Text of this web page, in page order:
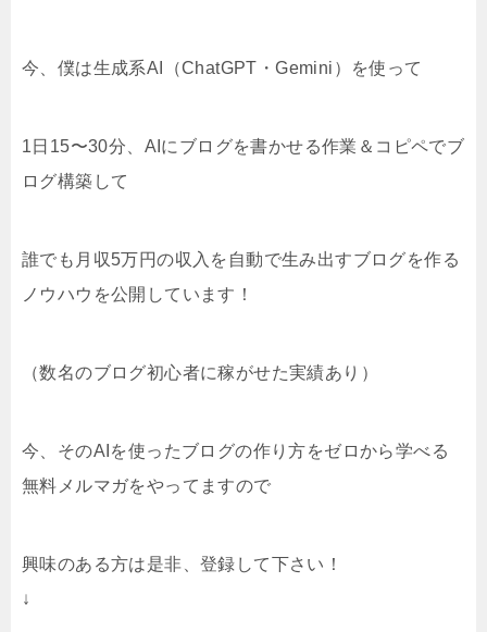
今、僕は生成系AI（ChatGPT・Gemini）を使って
1日15〜30分、AIにブログを書かせる作業＆コピペでブ
ログ構築して
誰でも月収5万円の収入を自動で生み出すブログを作る
ノウハウを公開しています！
（数名のブログ初心者に稼がせた実績あり）
今、そのAIを使ったブログの作り方をゼロから学べる
無料メルマガをやってますので
興味のある方は是非、登録して下さい！
↓